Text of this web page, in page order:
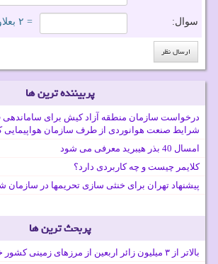
سوال: = ۲ بعلاوه ۴
پربیننده ترین ها
درخواست سازمان منطقه آزاد کیش برای ساماندهی
شرایط صنعت هوانوردی از طرف سازمان
امسال 40 بذر هیبرید معرفی می شود
کلایمر چیست و چه کاربردی دارد؟
پیشنهاد تهران برای خنثی سازی تحریمها در سازمان
پربحث ترین ها
بالاتر از ۳ میلیون زائر اربعین از مرزهای زمینی کشور خارج شدند